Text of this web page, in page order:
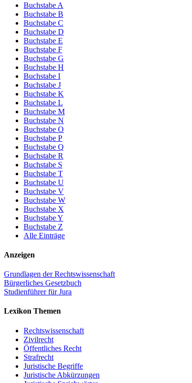
Buchstabe A
Buchstabe B
Buchstabe C
Buchstabe D
Buchstabe E
Buchstabe F
Buchstabe G
Buchstabe H
Buchstabe I
Buchstabe J
Buchstabe K
Buchstabe L
Buchstabe M
Buchstabe N
Buchstabe O
Buchstabe P
Buchstabe Q
Buchstabe R
Buchstabe S
Buchstabe T
Buchstabe U
Buchstabe V
Buchstabe W
Buchstabe X
Buchstabe Y
Buchstabe Z
Alle Einträge
Anzeigen
Grundlagen der Rechtswissenschaft
Bürgerliches Gesetzbuch
Studienführer für Jura
Lexikon Themen
Rechtswissenschaft
Zivilrecht
Öffentliches Recht
Strafrecht
Juristische Begriffe
Juristische Abkürzungen